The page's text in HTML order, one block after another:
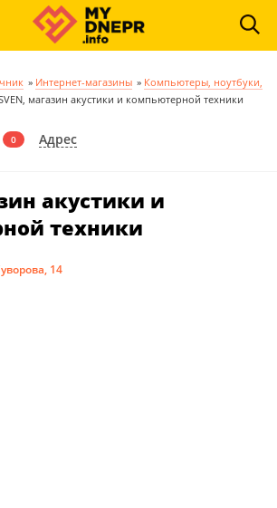
» Интернет-магазины » Компьютеры, ноутбуки,
магазин акустики и компьютерной техники
0 Адрес
акустики и
техники
14